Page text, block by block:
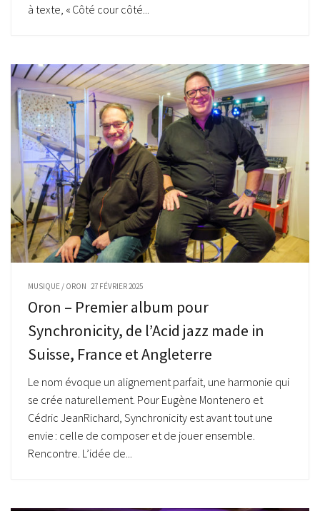
à texte, « Côté cour côté...
MUSIQUE / ORON 27 FÉVRIER 2025
Oron – Premier album pour
Synchronicity, de l’Acid jazz made in
Suisse, France et Angleterre
Le nom évoque un alignement parfait, une harmonie qui
se crée naturellement. Pour Eugène Montenero et
Cédric JeanRichard, Synchronicity est avant tout une
envie : celle de composer et de jouer ensemble.
Rencontre. L’idée de...